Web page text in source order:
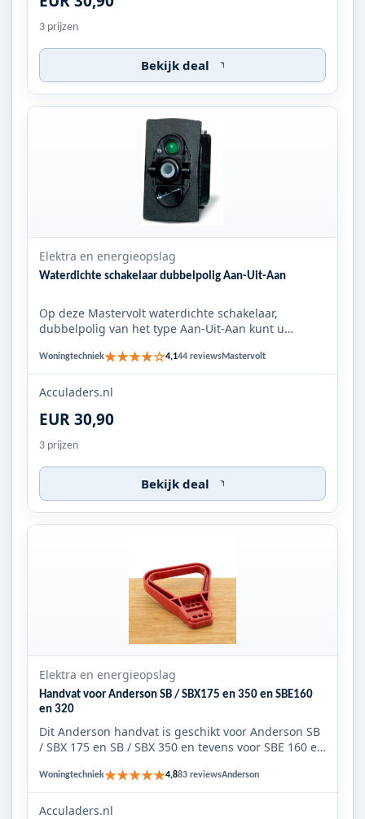
3 prijzen
Bekijk deal
Elektra en energieopslag
Waterdichte schakelaar dubbelpolig Aan-Uit-Aan
Op deze Mastervolt waterdichte schakelaar,
dubbelpolig van het type Aan-Uit-Aan kunt u
Woningtechniek★★★★☆4,144 reviewsMastervolt
Acculaders.nl
EUR 30,90
3 prijzen
Bekijk deal
Elektra en energieopslag
Handvat voor Anderson SB / SBX175 en 350 en SBE160
en 320
Dit Anderson handvat is geschikt voor Anderson SB
/ SBX 175 en SB / SBX 350 en tevens voor SBE 160 en
Woningtechniek★★★★★4,883 reviewsAnderson
Acculaders.nl